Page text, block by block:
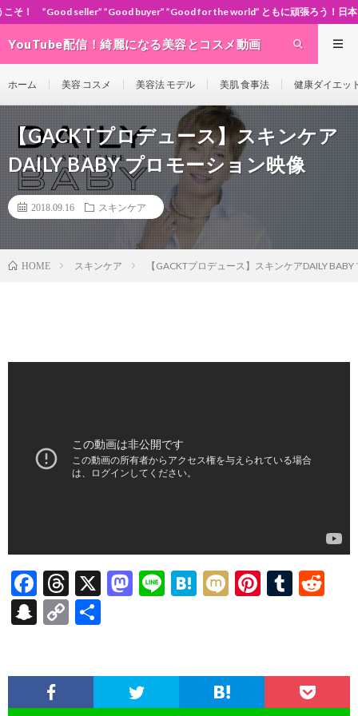
”Good buyer” ”Good for the world” ともに頑張ろう！日本！世界！
YouTube配信！綺麗になる美容とコスメ動画
ホーム 美容 コスメ 美容法 モデル 美肌 食事法 健康ダイエッ
【GACKTプロデュース】スキンケア
DAILY BABY プロモーション映像
2018.09.16 スキンケア
HOME スキンケア 【GACKTプロデュース】スキンケアDAILY
F
ac
e
o
T
hr
ea
X
M
o
Li H
a
M Pi
t
T
r
t
S
pc
C